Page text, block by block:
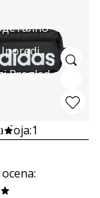
Pregled
1
: